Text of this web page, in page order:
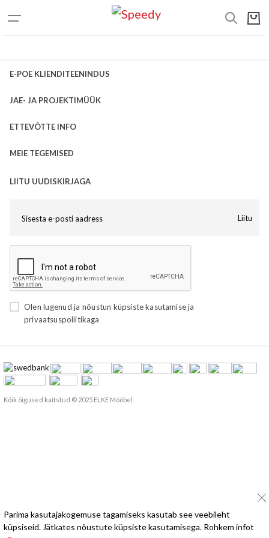
E-POE KLIENDITEENINDUS
JAE- JA PROJEKTIMÜÜK
ETTEVÕTTE INFO
MEIE TEGEMISED
LIITU UUDISKIRJAGA
Liitu
Olen lugenud ja nõustun küpsiste kasutamiseja
privaatsuspoliitikaga
Kõik õigused kaitstud © 2025 ELKE Mööbel
Parima kasutajakogemuse tagamiseks kasutab see veebileht
küpsiseid. Jätkates nõustute küpsiste kasutamisega. Rohkem infot